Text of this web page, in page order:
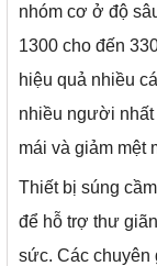
nhóm cơ ở độ
1300 cho đến
hiệu quả nhiều
nhiều người
mái và giảm mệt
Thiết bị súng
để hỗ trợ thư
sức. Các chuyên